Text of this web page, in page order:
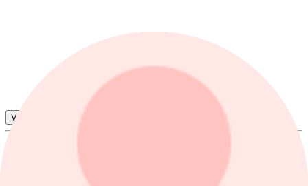
Swedbank Robur USA A
Mirae Asset Korea Equity A USD
MS INVF US Growth A USD
Visa alla ämnen